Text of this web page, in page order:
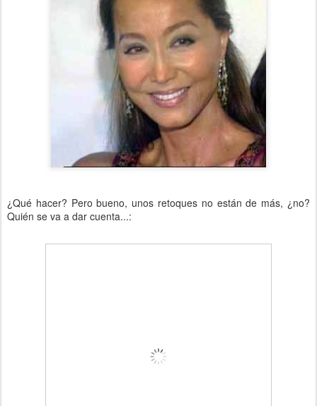
¿Qué hacer? Pero bueno, unos retoques no están de más, ¿no?
Quién se va a dar cuenta...: